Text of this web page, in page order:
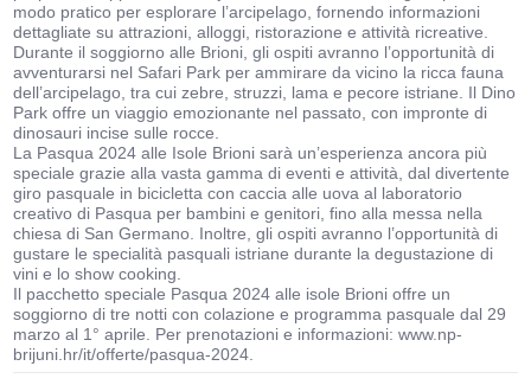
modo pratico per esplorare l’arcipelago, fornendo informazioni
dettagliate su attrazioni, alloggi, ristorazione e attività ricreative.
Durante il soggiorno alle Brioni, gli ospiti avranno l’opportunità di
avventurarsi nel Safari Park per ammirare da vicino la ricca fauna
dell’arcipelago, tra cui zebre, struzzi, lama e pecore istriane. Il Dino
Park offre un viaggio emozionante nel passato, con impronte di
dinosauri incise sulle rocce.
La Pasqua 2024 alle Isole Brioni sarà un’esperienza ancora più
speciale grazie alla vasta gamma di eventi e attività, dal divertente
giro pasquale in bicicletta con caccia alle uova al laboratorio
creativo di Pasqua per bambini e genitori, fino alla messa nella
chiesa di San Germano. Inoltre, gli ospiti avranno l’opportunità di
gustare le specialità pasquali istriane durante la degustazione di
vini e lo show cooking.
Il pacchetto speciale Pasqua 2024 alle isole Brioni offre un
soggiorno di tre notti con colazione e programma pasquale dal 29
marzo al 1° aprile. Per prenotazioni e informazioni: www.np-
brijuni.hr/it/offerte/pasqua-2024.